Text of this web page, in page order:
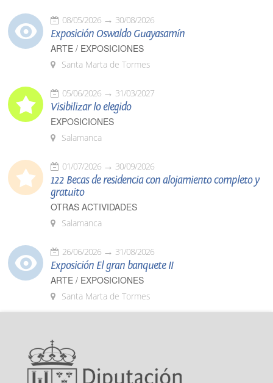
08/05/2026 30/08/2026
Exposición Oswaldo Guayasamín
ARTE / EXPOSICIONES
Santa Marta de Tormes
05/06/2026 31/03/2027
Visibilizar lo elegido
EXPOSICIONES
Salamanca
01/07/2026 30/09/2026
122 Becas de residencia con alojamiento completo y
gratuito
OTRAS ACTIVIDADES
Salamanca
26/06/2026 31/08/2026
Exposición El gran banquete II
ARTE / EXPOSICIONES
Santa Marta de Tormes